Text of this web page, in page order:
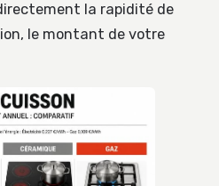
la rapidité de
le montant de votre